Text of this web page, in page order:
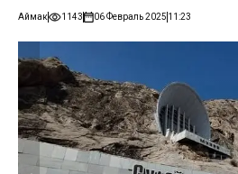
Аймак 1143 06 Февраль 2025 11:23